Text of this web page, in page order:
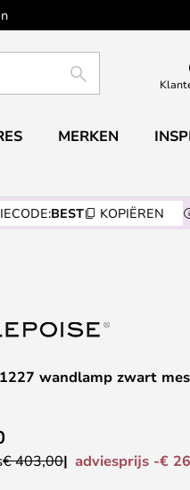
ZOEKEN
MERKEN
BEST KOPIËREN
wandlamp zwart
€ 403,00 adviesprijs -€